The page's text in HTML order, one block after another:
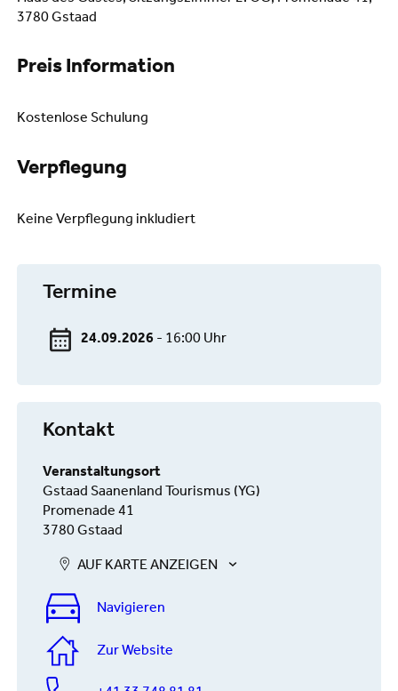
3780 Gstaad
Preis Information
Kostenlose Schulung
Verpflegung
Keine Verpflegung inkludiert
Termine
24.09.2026 - 16:00 Uhr
Kontakt
Veranstaltungsort
Gstaad Saanenland Tourismus (YG)
Promenade 41
3780 Gstaad
AUF KARTE ANZEIGEN
Navigieren
Zur Website